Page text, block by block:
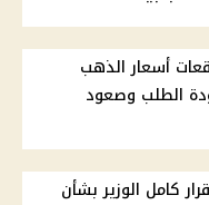
أسعار الذهب
الطلب وصعود
كامل الوزير بشأن